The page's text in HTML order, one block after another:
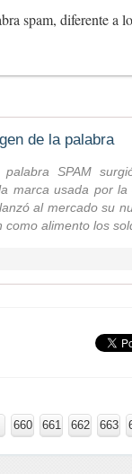
spam, diferente a
de la palabra
palabra SPAM
marca usada por
al mercado su
como alimento los
600
610
620
630
640
650
660 661 662 663